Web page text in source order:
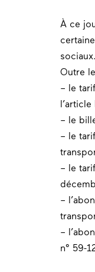
À ce
Outre
– le
– le
– le
– le
–
–
n° 59-